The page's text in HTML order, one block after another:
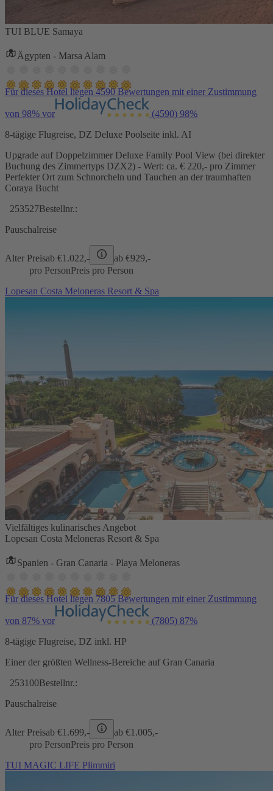
TUI BLUE Samaya
Ägypten - Marsa Alam
Für dieses Hotel liegen 4590 Bewertungen mit einer Zustimmung
von 98% vor (4590) 98%
8-tägige Flugreise, DZ Deluxe Poolseite inkl. AI
Upgrade auf Doppelzimmer Deluxe Family Pool View (bei direkter
Buchung des Zimmertyps DZX2) - Wert: ca. € 220,- pro Zimmer
Perfekter Ort zum Schnorcheln und Tauchen an der traumhaften
Coraya Bucht
253527Bestellnr.:
Pauschalreise
Alter Preisab €1.022,- ab €929,-
pro PersonPreis pro Person
Lopesan Costa Meloneras Resort & Spa
Vielfältiges kulinarisches Angebot
Lopesan Costa Meloneras Resort & Spa
Spanien - Gran Canaria - Playa Meloneras
Für dieses Hotel liegen 7805 Bewertungen mit einer Zustimmung
von 87% vor (7805) 87%
8-tägige Flugreise, DZ inkl. HP
Einer der größten Wellness-Bereiche auf Gran Canaria
253100Bestellnr.:
Pauschalreise
Alter Preisab €1.699,- ab €1.005,-
pro PersonPreis pro Person
TUI MAGIC LIFE Plimmiri